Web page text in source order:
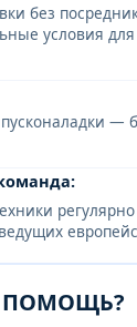
без
условия
—
регулярно